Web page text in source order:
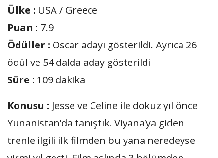
Ülke : USA / Greece
Puan : 7.9
Ödüller : Oscar adayı gösterildi. Ayrıca 26
ödül ve 54 dalda aday gösterildi
Süre : 109 dakika
Konusu : Jesse ve Celine ile dokuz yıl önce
Yunanistan’da tanıştık. Viyana’ya giden
trenle ilgili ilk filmden bu yana neredeyse